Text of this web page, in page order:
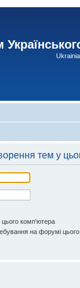
тем у
комп'ютера
на форумі